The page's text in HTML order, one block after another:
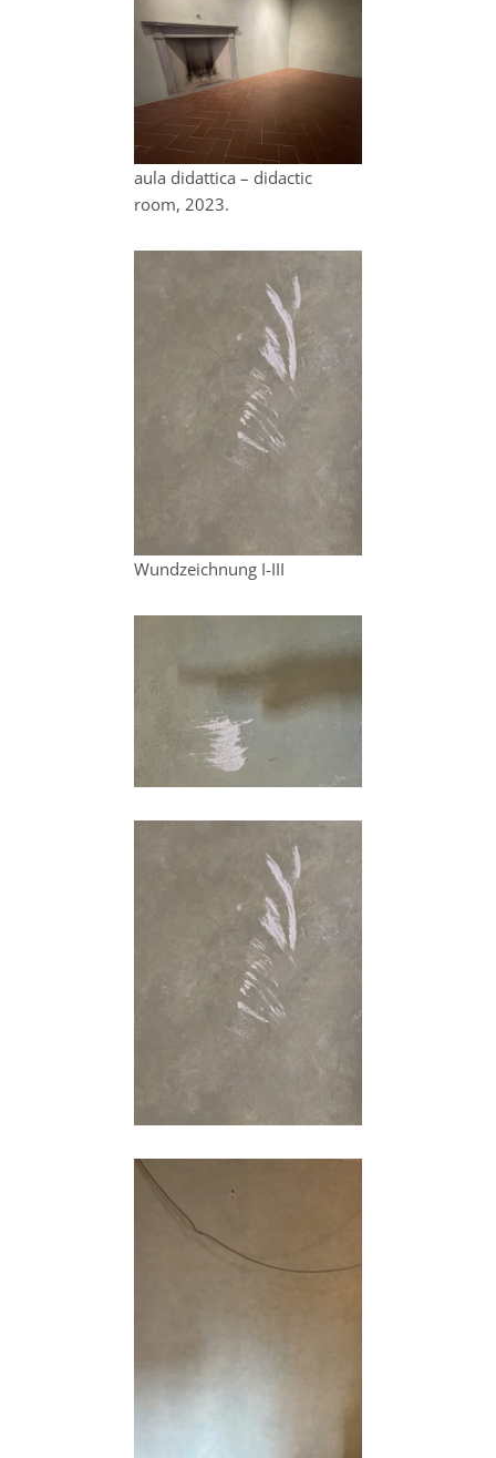
aula didattica – didactic
room, 2023.
Wundzeichnung I-III